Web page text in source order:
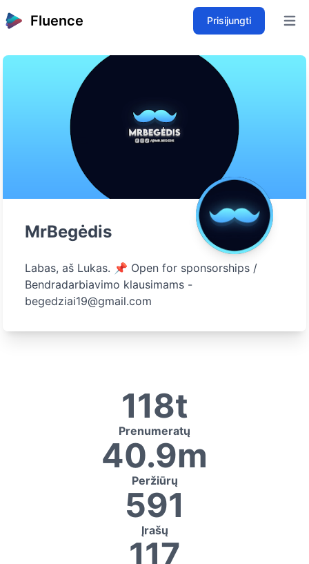
Fluence Prisijungti
MrBegėdis
Labas, aš Lukas. 📌 Open for sponsorships /
Bendradarbiavimo klausimams -
begedziai19@gmail.com
118t
Prenumeratų
40.9m
Peržiūrų
591
Įrašų
117